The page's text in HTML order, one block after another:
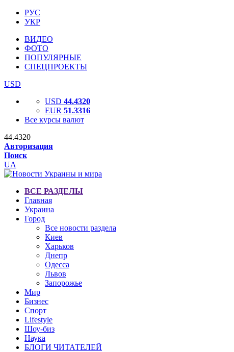
РУС
УКР
ВИДЕО
ФОТО
ПОПУЛЯРНЫЕ
СПЕЦПРОЕКТЫ
USD
USD 44.4320
EUR 51.3316
Все курсы валют
44.4320
Авторизация
Поиск
UA
ВСЕ РАЗДЕЛЫ
Главная
Украина
Город
Все новости раздела
Киев
Харьков
Днепр
Одесса
Львов
Запорожье
Мир
Бизнес
Спорт
Lifestyle
Шоу-биз
Наука
БЛОГИ ЧИТАТЕЛЕЙ